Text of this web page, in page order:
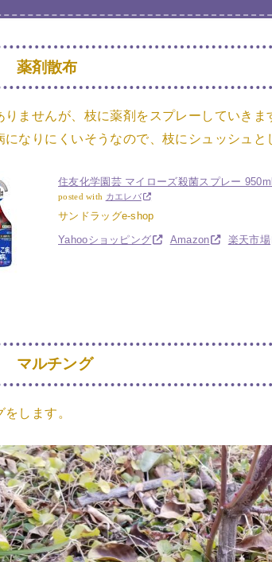
薬剤散布
りませんが、枝に薬剤をスプレーしていき
になりにくいそうなので、枝にシュッシュと
住友化学園芸 マイローズ殺菌スプレー 950ml
posted with カエレバ
サンドラッグe-shop
Yahooショッピング Amazon 楽天市場
マルチング
します。